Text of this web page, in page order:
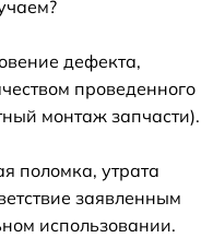
дефекта,
проведенного
монтаж запчасти).
поломка, утрата
заявленным
использовании.